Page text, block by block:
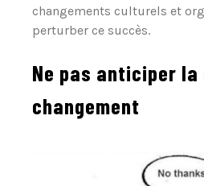
changements culturels et
perturber ce succès.
Ne pas anticiper la
changement